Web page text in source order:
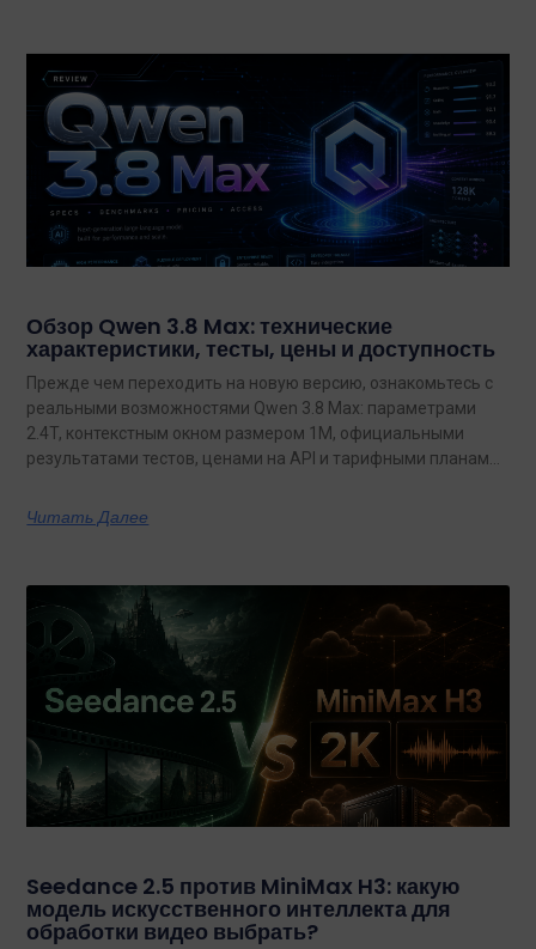
Обзор Qwen 3.8 Max: технические
характеристики, тесты, цены и доступность
Прежде чем переходить на новую версию, ознакомьтесь с
реальными возможностями Qwen 3.8 Max: параметрами
2.4T, контекстным окном размером 1M, официальными
результатами тестов, ценами на API и тарифными планами
Читать Далее
Seedance 2.5 против MiniMax H3: какую
модель искусственного интеллекта для
обработки видео выбрать?